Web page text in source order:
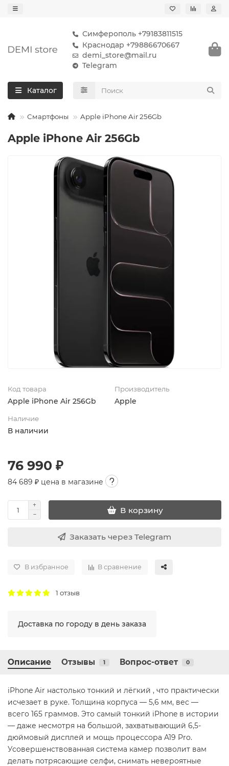
Симферополь +79183811515
Краснодар +79886670667
demi_store@mail.ru
Telegram
Каталог
Смартфоны Apple iPhone Air 256Gb
Apple iPhone Air 256Gb
Код товара
Apple iPhone Air 256Gb
Производитель
Apple
Наличие
В наличии
76 990 ₽
84 689 ₽ цена в магазине
В корзину
Заказать через Telegram
В избранное В сравнение
1 отзыв
Доставка по городу в день заказа
Описание Отзывы 1 Вопрос-ответ 0
iPhone Air настолько тонкий и лёгкий , что практически
исчезает в руке. Толщина корпуса — 5,6 мм, вес —
всего 165 граммов. Это самый тонкий iPhone в истории
— даже несмотря на большой, захватывающий 6,5-
дюймовый дисплей и мощь процессора A19 Pro.
Усовершенствованная система камер позволит вам
делать потрясающие селфи, снимать невероятные